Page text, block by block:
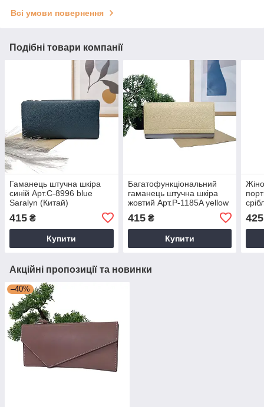
Всі умови повернення
Подібні товари компанії
Гаманець штучна шкіра
синій Арт.C-8996 blue
Saralyn (Китай)
415 ₴
Купити
Багатофункціональний
гаманець штучна шкіра
жовтий Арт.P-1185A yellow
415₴
Купити
425
Акційні пропозиції та новинки
–40%